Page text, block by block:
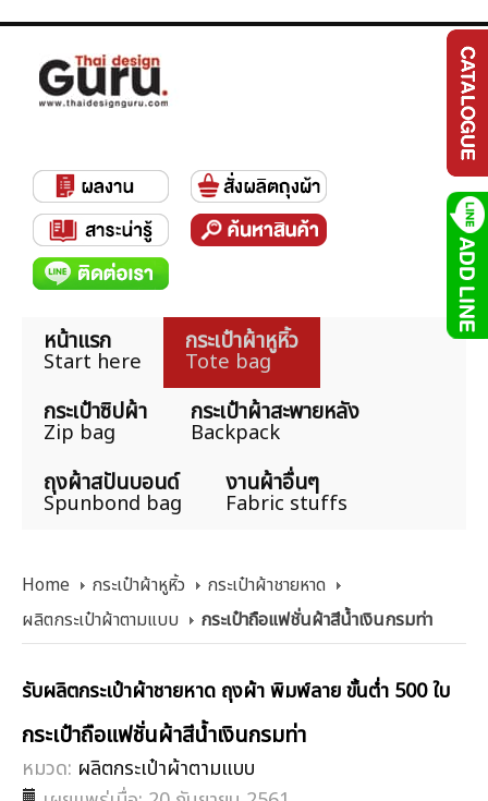
หน้าแรก
Start here
กระเป๋าผ้าหูหิ้ว
Tote bag
กระเป๋าซิปผ้า
Zip bag
กระเป๋าผ้าสะพายหลัง
Backpack
ถุงผ้าสปันบอนด์
Spunbond bag
งานผ้าอื่นๆ
Fabric stuffs
Home กระเป๋าผ้าหูหิ้ว
กระเป๋าผ้าชายหาด
ผลิตกระเป๋าผ้าตามแบบ
กระเป๋าถือแฟชั่นผ้าสีน้ำเงินกรมท่า
รับผลิตกระเป๋าผ้าชายหาด ถุงผ้า พิมพ์ลาย ขั้นต่ำ 500 ใบ
กระเป๋าถือแฟชั่นผ้าสีน้ำเงินกรมท่า
หมวด: ผลิตกระเป๋าผ้าตามแบบ